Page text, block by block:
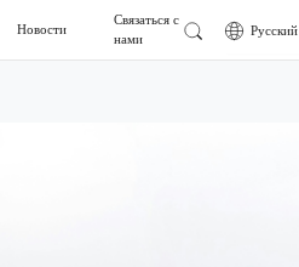
BOPP
с двухсторонним термосвариванием
клейкая пленка
Новости
Связаться с
нами
Русский